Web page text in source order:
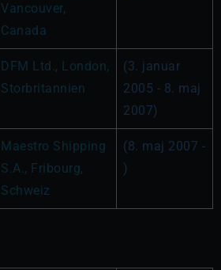
Vancouver,
Canada
DFM Ltd., London,
Storbritannien
(3. januar
2005 - 8. maj
2007)
Maestro Shipping
S.A., Fribourg,
Schweiz
(8. maj 2007 -
)